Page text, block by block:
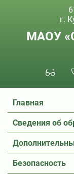
г.
МАОУ
Главная
Сведения об
Безопасность